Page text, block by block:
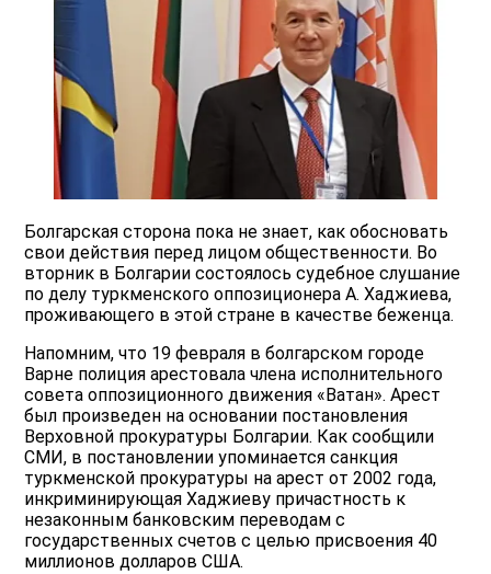
Болгарская сторона пока не знает, как обосновать
свои действия перед лицом общественности. Во
вторник в Болгарии состоялось судебное слушание
по делу туркменского оппозиционера А. Хаджиева,
проживающего в этой стране в качестве беженца.
Напомним, что 19 февраля в болгарском городе
Варне полиция арестовала члена исполнительного
совета оппозиционного движения «Ватан». Арест
был произведен на основании постановления
Верховной прокуратуры Болгарии. Как сообщили
СМИ, в постановлении упоминается санкция
туркменской прокуратуры на арест от 2002 года,
инкриминирующая Хаджиеву причастность к
незаконным банковским переводам с
государственных счетов с целью присвоения 40
миллионов долларов США.